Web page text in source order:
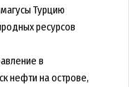
Турцию
ресурсов
в
нефти на острове,